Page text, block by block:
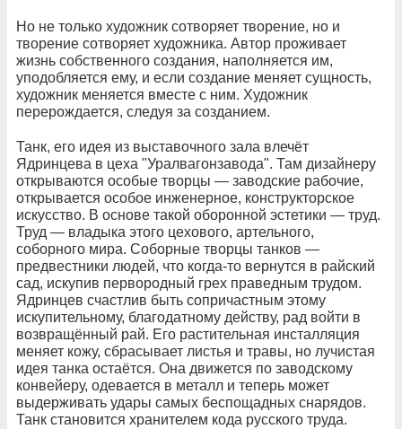
Но не только художник сотворяет творение, но и
творение сотворяет художника. Автор проживает
жизнь собственного создания, наполняется им,
уподобляется ему, и если создание меняет сущность,
художник меняется вместе с ним. Художник
перерождается, следуя за созданием.
Танк, его идея из выставочного зала влечёт
Ядринцева в цеха "Уралвагонзавода". Там дизайнеру
открываются особые творцы — заводские рабочие,
открывается особое инженерное, конструкторское
искусство. В основе такой оборонной эстетики — труд.
Труд — владыка этого цехового, артельного,
соборного мира. Соборные творцы танков —
предвестники людей, что когда-то вернутся в райский
сад, искупив первородный грех праведным трудом.
Ядринцев счастлив быть сопричастным этому
искупительному, благодатному действу, рад войти в
возвращённый рай. Его растительная инсталляция
меняет кожу, сбрасывает листья и травы, но лучистая
идея танка остаётся. Она движется по заводскому
конвейеру, одевается в металл и теперь может
выдерживать удары самых беспощадных снарядов.
Танк становится хранителем кода русского труда.